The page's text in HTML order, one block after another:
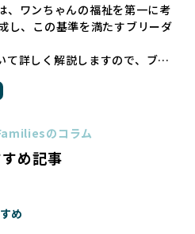
はペットショップを介
ともに、ペットオークションや
ーダーの掲載も行ってしませ
い理由の詳細はこちら
まっていることが問題です。こ
心身の福祉やブリーダーの責任
択の判断が難しい現状があり
ワンちゃんの福祉を第一に考
し、この基準を満たすブリーダ
詳しく解説しますので、ブリ
耳（耳を切る）が行われている
ンちゃんの身体的な負担が大き
ことで他の犬や人間との意思
のコラム
め記事
め